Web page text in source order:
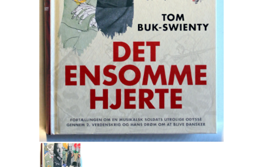
Filosofi
Håndarbejde
Håndværk
Historie
Hobby
Hus / Have